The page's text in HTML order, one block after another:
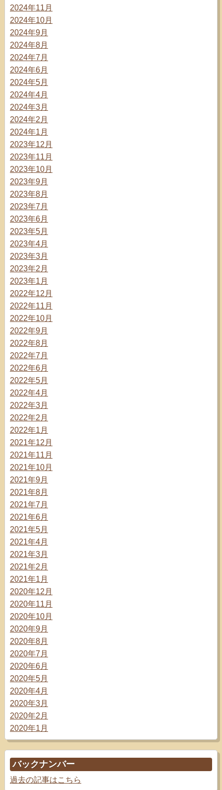
2024年11月
2024年10月
2024年9月
2024年8月
2024年7月
2024年6月
2024年5月
2024年4月
2024年3月
2024年2月
2024年1月
2023年12月
2023年11月
2023年10月
2023年9月
2023年8月
2023年7月
2023年6月
2023年5月
2023年4月
2023年3月
2023年2月
2023年1月
2022年12月
2022年11月
2022年10月
2022年9月
2022年8月
2022年7月
2022年6月
2022年5月
2022年4月
2022年3月
2022年2月
2022年1月
2021年12月
2021年11月
2021年10月
2021年9月
2021年8月
2021年7月
2021年6月
2021年5月
2021年4月
2021年3月
2021年2月
2021年1月
2020年12月
2020年11月
2020年10月
2020年9月
2020年8月
2020年7月
2020年6月
2020年5月
2020年4月
2020年3月
2020年2月
2020年1月
バックナンバー
過去の記事はこちら